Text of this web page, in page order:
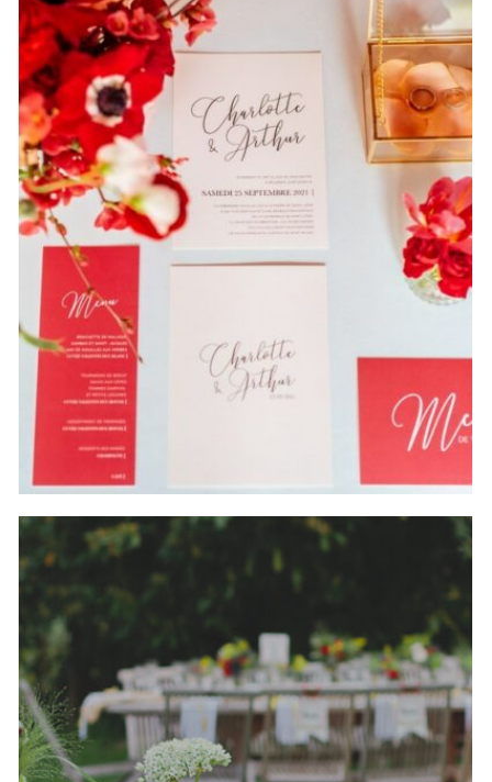
Shooting d’inspiration { Mariage
+
Shooting d’inspiration { Amour }